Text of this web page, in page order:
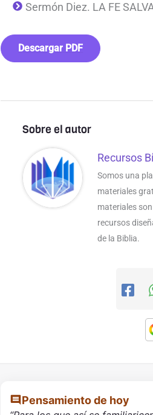
Sermón Diez. LA FE
Descargar PDF
Sobre el autor
Recursos
Somos una
materiales
materiales
recursos
de la Biblia.
Pensamiento de hoy